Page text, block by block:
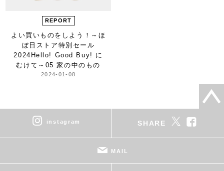
REPORT
よい買いものをしよう！ ～ほ
ぼ日ストア特別セール
2024 Hello! Good Buy! に
むけて～ 05 家の中のもの
2024-01-08
instagram SHARE
MAIL